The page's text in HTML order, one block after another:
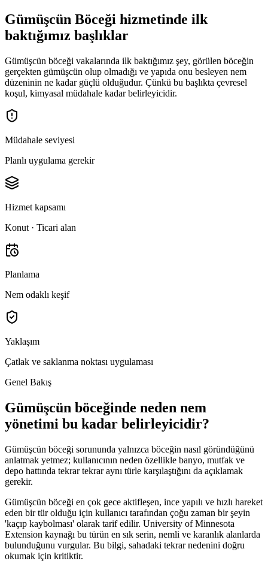
Gümüşcün Böceği hizmetinde ilk
baktığımız başlıklar
Gümüşcün böceği vakalarında ilk baktığımız şey, görülen böceğin
gerçekten gümüşcün olup olmadığı ve yapıda onu besleyen nem
düzeninin ne kadar güçlü olduğudur. Çünkü bu başlıkta çevresel
koşul, kimyasal müdahale kadar belirleyicidir.
Müdahale seviyesi
Planlı uygulama gerekir
Hizmet kapsamı
Konut · Ticari alan
Planlama
Nem odaklı keşif
Yaklaşım
Çatlak ve saklanma noktası uygulaması
Genel Bakış
Gümüşcün böceğinde neden nem
yönetimi bu kadar belirleyicidir?
Gümüşcün böceği sorununda yalnızca böceğin nasıl göründüğünü
anlatmak yetmez; kullanıcının neden özellikle banyo, mutfak ve
depo hattında tekrar tekrar aynı türle karşılaştığını da açıklamak
gerekir.
Gümüşcün böceği en çok gece aktifleşen, ince yapılı ve hızlı hareket
eden bir tür olduğu için kullanıcı tarafından çoğu zaman bir şeyin
'kaçıp kaybolması' olarak tarif edilir. University of Minnesota
Extension kaynağı bu türün en sık serin, nemli ve karanlık alanlarda
bulunduğunu vurgular. Bu bilgi, sahadaki tekrar nedenini doğru
okumak için kritiktir.